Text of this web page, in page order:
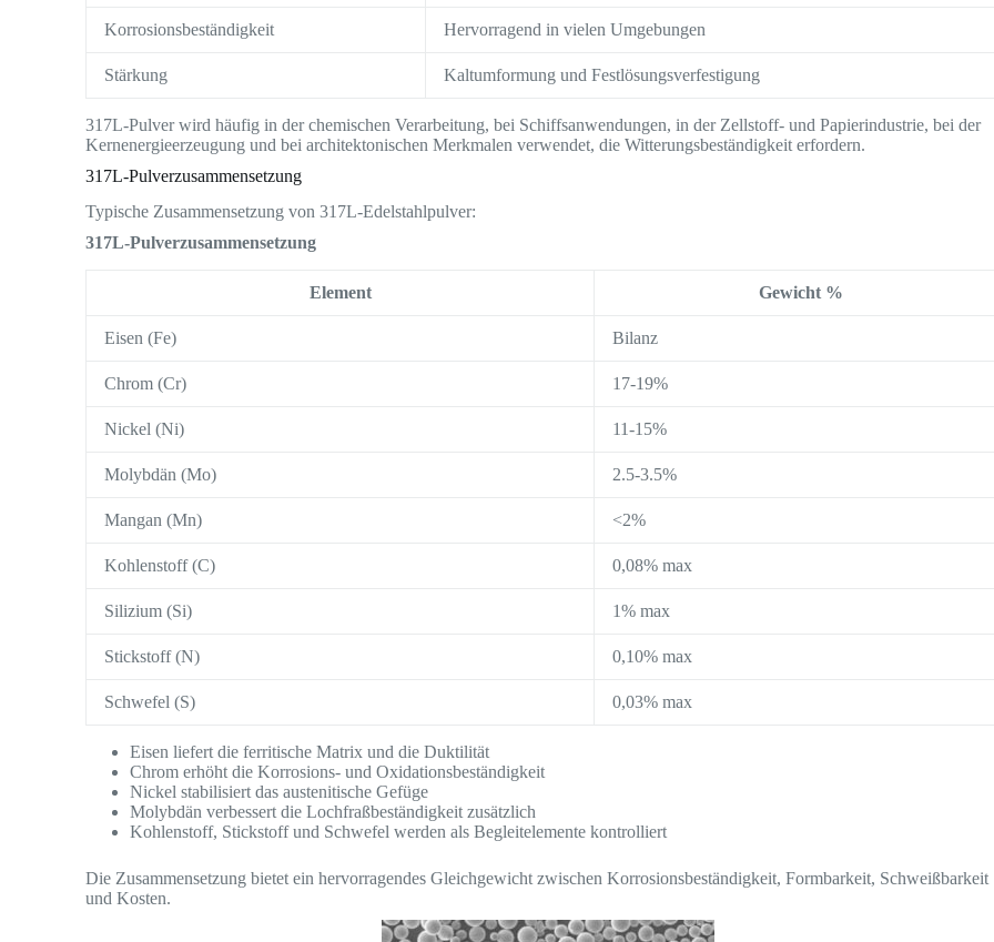
Korrosionsbeständigkeit Hervorragend in vielen Umgebungen
Stärkung Kaltumformung und Festlösungsverfestigung
317L-Pulver wird häufig in der chemischen Verarbeitung, bei Schiffsanwendungen, in der Zellstoff- und Papierindustrie, bei der
Kernenergieerzeugung und bei architektonischen Merkmalen verwendet, die Witterungsbeständigkeit erfordern.
317L-Pulverzusammensetzung
Typische Zusammensetzung von 317L-Edelstahlpulver:
317L-Pulverzusammensetzung
Element Gewicht %
Eisen (Fe) Bilanz
Chrom (Cr) 17-19%
Nickel (Ni) 11-15%
Molybdän (Mo) 2.5-3.5%
Mangan (Mn) <2%
Kohlenstoff (C) 0,08% max
Silizium (Si) 1% max
Stickstoff (N) 0,10% max
Schwefel (S) 0,03% max
Eisen liefert die ferritische Matrix und die Duktilität
Chrom erhöht die Korrosions- und Oxidationsbeständigkeit
Nickel stabilisiert das austenitische Gefüge
Molybdän verbessert die Lochfraßbeständigkeit zusätzlich
Kohlenstoff, Stickstoff und Schwefel werden als Begleitelemente kontrolliert
Die Zusammensetzung bietet ein hervorragendes Gleichgewicht zwischen Korrosionsbeständigkeit, Formbarkeit, Schweißbarkeit
und Kosten.